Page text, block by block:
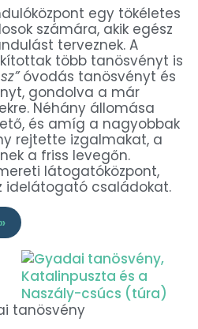
egy tökéletes
számára, akik egész
terveznek. A
több tanösvényt is
óvodás tanösvényt és
gondolva a már
Néhány állomása
és amíg a nagyobbak
rejtette izgalmakat, a
a friss levegőn.
látogatóközpont,
idelátogató családokat.
tanösvény